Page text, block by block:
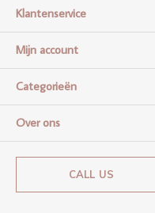
Klantenservice
Mijn account
Categorieën
Over ons
CALL US